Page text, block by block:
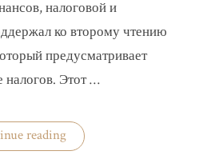
налоговой и
ко второму чтению
предусматривает
налогов. Этот …
reading«Комитет
ВР